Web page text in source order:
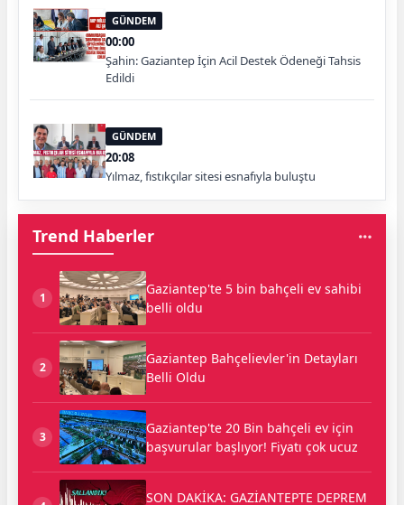
GÜNDEM
00:00
Şahin: Gaziantep İçin Acil Destek Ödeneği Tahsis
Edildi
GÜNDEM
20:08
Yılmaz, fıstıkçılar sitesi esnafıyla buluştu
Trend Haberler
1
Gaziantep'te 5 bin bahçeli ev sahibi
belli oldu
2
Gaziantep Bahçelievler'in Detayları
Belli Oldu
3
Gaziantep'te 20 Bin bahçeli ev için
başvurular başlıyor! Fiyatı çok ucuz
SON DAKİKA: GAZİANTEPTE DEPREM